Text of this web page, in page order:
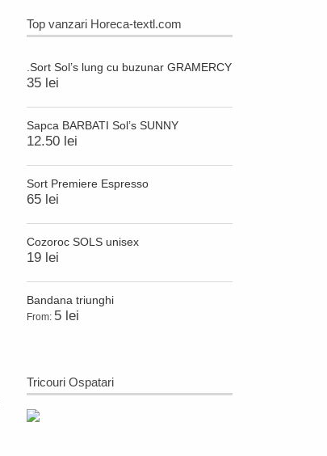
Top vanzari Horeca-textl.com
.Sort Sol’s lung cu buzunar GRAMERCY
35 lei
Sapca BARBATI Sol’s SUNNY
12.50 lei
Sort Premiere Espresso
65 lei
Cozoroc SOLS unisex
19 lei
Bandana triunghi
From: 5 lei
Tricouri Ospatari